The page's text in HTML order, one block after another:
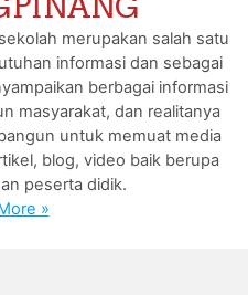
merupakan salah satu
informasi dan sebagai
berbagai informasi
masyarakat, dan realitanya
untuk memuat media
blog, video baik berupa
peserta didik.
»